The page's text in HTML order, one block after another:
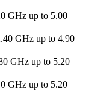
GHz up to 5.00
GHz up to 4.90
GHz up to 5.20
GHz up to 5.20